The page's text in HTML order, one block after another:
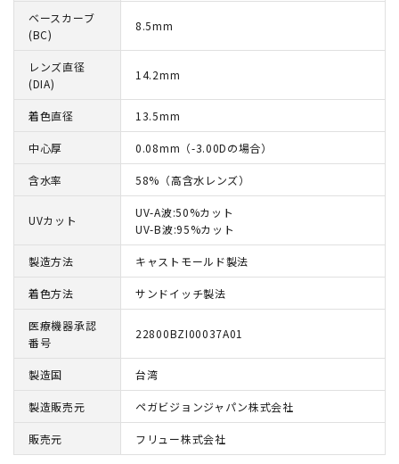
ベースカーブ
(BC)
8.5mm
レンズ直径
(DIA)
14.2mm
着色直径 13.5mm
中心厚 0.08mm（-3.00Dの場合）
含水率 58%（高含水レンズ）
UVカット
UV-A波:50%カット
UV-B波:95%カット
製造方法 キャストモールド製法
着色方法 サンドイッチ製法
医療機器承認
番号
22800BZI00037A01
製造国 台湾
製造販売元 ペガビジョンジャパン株式会社
販売元 フリュー株式会社